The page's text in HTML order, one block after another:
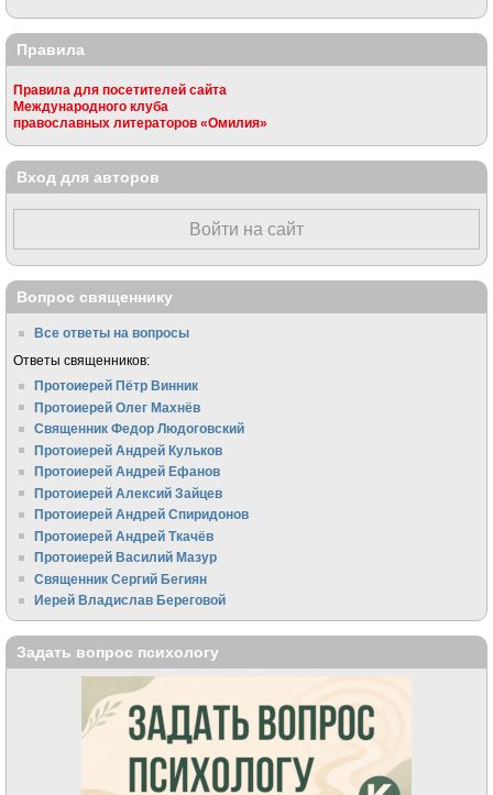
Правила
Правила для посетителей сайта
Международного клуба
православных литераторов «Омилия»
Вход для авторов
Войти на сайт
Вопрос священнику
Все ответы на вопросы
Ответы священников:
Протоиерей Пётр Винник
Протоиерей Олег Махнёв
Священник Федор Людоговский
Протоиерей Андрей Кульков
Протоиерей Андрей Ефанов
Протоиерей Алексий Зайцев
Протоиерей Андрей Спиридонов
Протоиерей Андрей Ткачёв
Протоиерей Василий Мазур
Священник Сергий Бегиян
Иерей Владислав Береговой
Задать вопрос психологу